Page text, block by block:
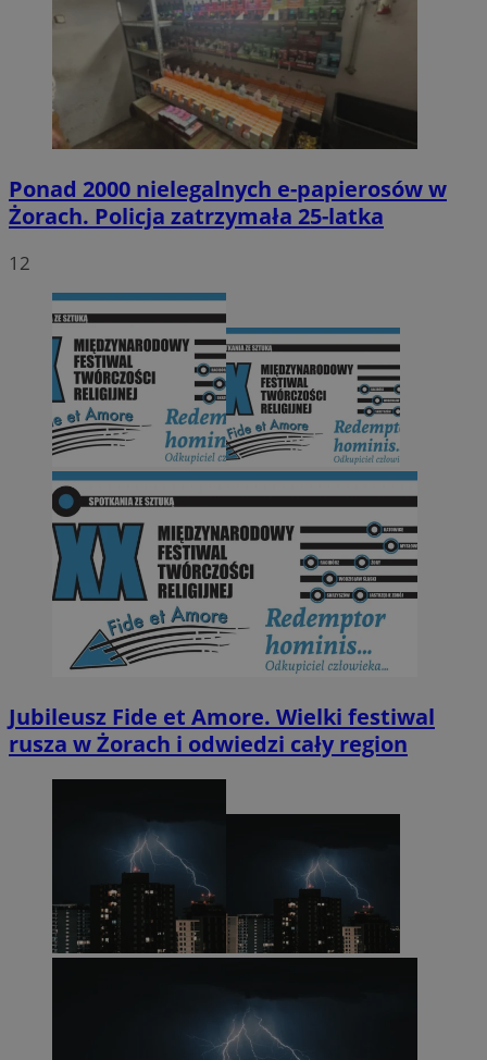
Ponad 2000 nielegalnych e-papierosów w
Żorach. Policja zatrzymała 25-latka
12
Jubileusz Fide et Amore. Wielki festiwal
rusza w Żorach i odwiedzi cały region